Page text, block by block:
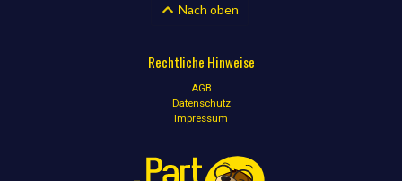
Nach oben
Rechtliche Hinweise
AGB
Datenschutz
Impressum